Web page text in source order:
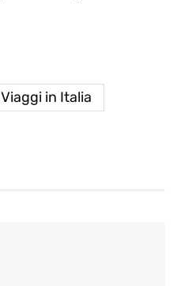
Viaggi in Italia